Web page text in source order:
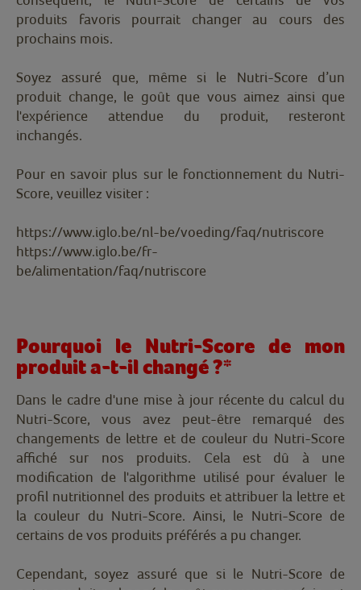
produits favoris pourrait changer au cours des
prochains mois.
Soyez assuré que, même si le Nutri-Score d’un
produit change, le goût que vous aimez ainsi que
l'expérience attendue du produit, resteront
inchangés.
Pour en savoir plus sur le fonctionnement du Nutri-
Score, veuillez visiter :
https://www.iglo.be/nl-be/voeding/faq/nutriscore
https://www.iglo.be/fr-
be/alimentation/faq/nutriscore
Pourquoi le Nutri-Score de mon
produit a-t-il changé ?*
Dans le cadre d'une mise à jour récente du calcul du
Nutri-Score, vous avez peut-être remarqué des
changements de lettre et de couleur du Nutri-Score
affiché sur nos produits. Cela est dû à une
modification de l'algorithme utilisé pour évaluer le
profil nutritionnel des produits et attribuer la lettre et
la couleur du Nutri-Score. Ainsi, le Nutri-Score de
certains de vos produits préférés a pu changer.
Cependant, soyez assuré que si le Nutri-Score de